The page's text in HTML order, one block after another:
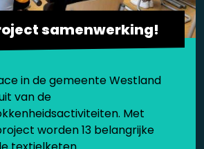
samenwerking!
in de gemeente Westland
van de
Met
worden 13 belangrijke